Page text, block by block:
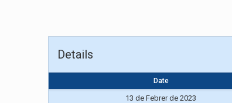
Details
Date
13 de Febrer de 2023